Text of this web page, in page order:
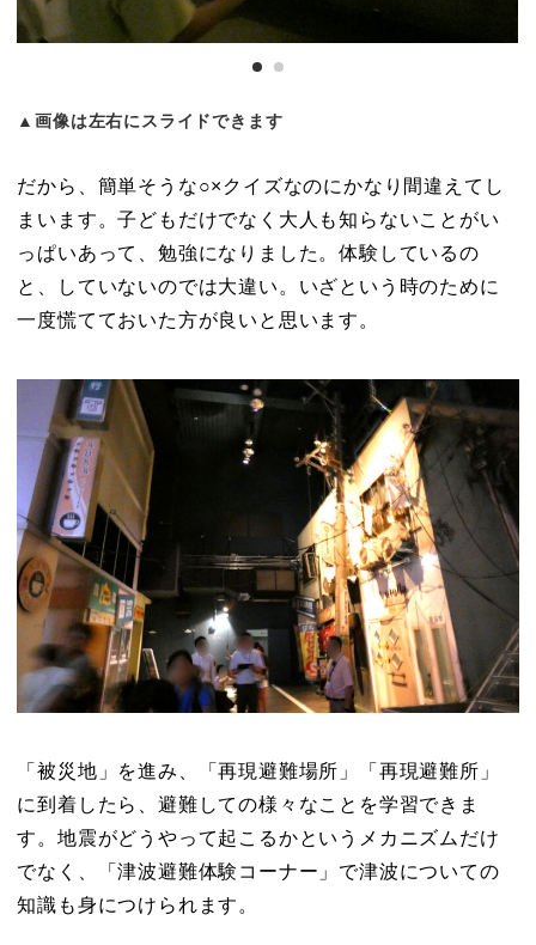
▲画像は左右にスライドできます
だから、簡単そうな○×クイズなのにかなり間違えてし
まいます。子どもだけでなく大人も知らないことがい
っぱいあって、勉強になりました。体験しているの
と、していないのでは大違い。いざという時のために
一度慌てておいた方が良いと思います。
「被災地」を進み、「再現避難場所」「再現避難所」
に到着したら、避難しての様々なことを学習できま
す。地震がどうやって起こるかというメカニズムだけ
でなく、「津波避難体験コーナー」で津波についての
知識も身につけられます。